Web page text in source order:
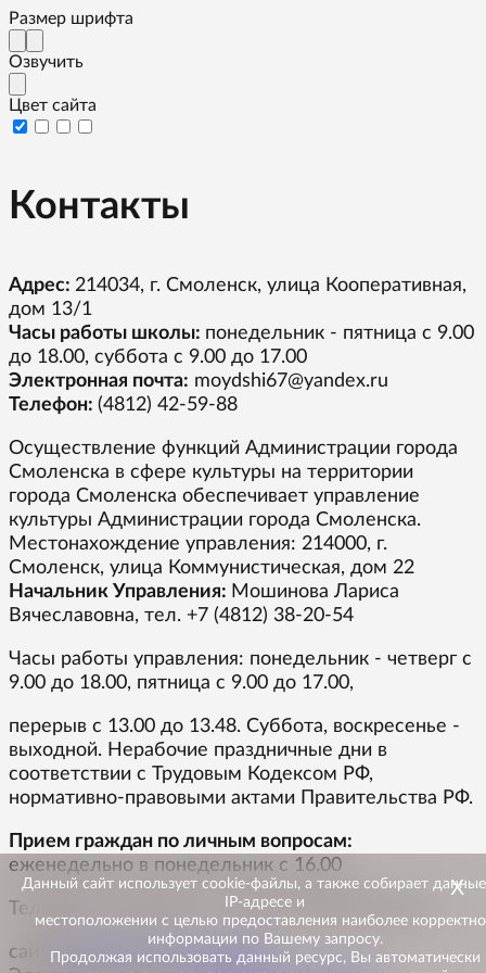
Размер шрифта
Озвучить
Цвет сайта
Контакты
Адрес: 214034, г. Смоленск, улица Кооперативная,
дом 13/1
Часы работы школы: понедельник - пятница с 9.00
до 18.00, суббота с 9.00 до 17.00
Электронная почта: moydshi67@yandex.ru
Телефон: (4812) 42-59-88
Осуществление функций Администрации города
Смоленска в сфере культуры на территории
города Смоленска обеспечивает управление
культуры Администрации города Смоленска.
Местонахождение управления: 214000, г.
Смоленск, улица Коммунистическая, дом 22
Начальник Управления: Мошинова Лариса
Вячеславовна, тел. +7 (4812) 38-20-54
Часы работы управления: понедельник - четверг с
9.00 до 18.00, пятница с 9.00 до 17.00,
перерыв с 13.00 до 13.48. Суббота, воскресенье -
выходной. Нерабочие праздничные дни в
соответствии с Трудовым Кодексом РФ,
нормативно-правовыми актами Правительства РФ.
Прием граждан по личным вопросам:
еженедельно в понедельник с 16.00
Телефоны: приемная – т/факс: (4812) 38-13-43
сайт:http://смолкультура.рф
Данный сайт использует cookie-файлы, а также собирает
IP-адресе и
местоположении с целью предоставления наиболее
информации по Вашему запросу.
Продолжая использовать данный ресурс, Вы автоматически
Х